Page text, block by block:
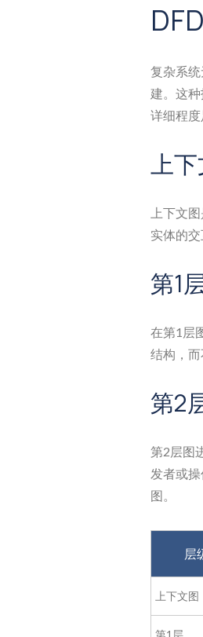
复杂系
建。这
详细程度
上下
上下文
实体的
第1
在第1层
结构，
第2
第2层图
发者或
图。
层
上下文图
第1层